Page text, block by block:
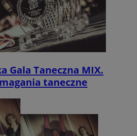
Gala Taneczna MIX.
taneczne